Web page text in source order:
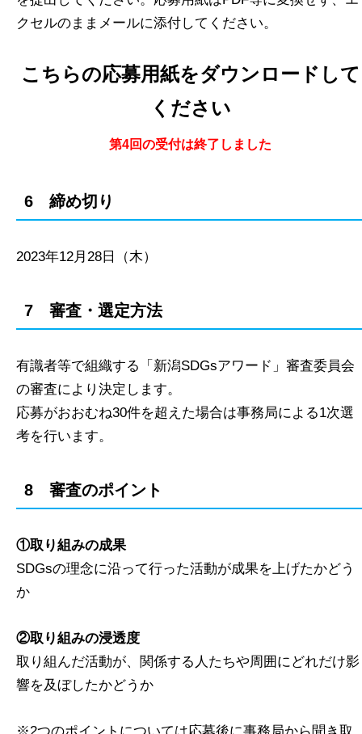
クセルのままメールに添付してください。
こちらの応募用紙をダウンロードして
ください
第4回の受付は終了しました
6 締め切り
2023年12月28日（木）
7 審査・選定方法
有識者等で組織する「新潟SDGsアワード」審査委員会
の審査により決定します。
応募がおおむね30件を超えた場合は事務局による1次選
考を行います。
8 審査のポイント
①取り組みの成果
SDGsの理念に沿って行った活動が成果を上げたかどう
か
②取り組みの浸透度
取り組んだ活動が、関係する人たちや周囲にどれだけ影
響を及ぼしたかどうか